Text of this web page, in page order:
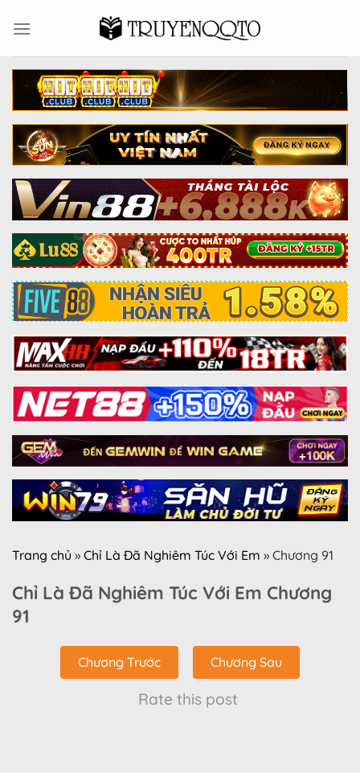
Trang chủ » Chỉ Là Đã Nghiêm Túc Với Em » Chương 91
Chỉ Là Đã Nghiêm Túc Với Em Chương
91
Chương Trước Chương Sau
Rate this post